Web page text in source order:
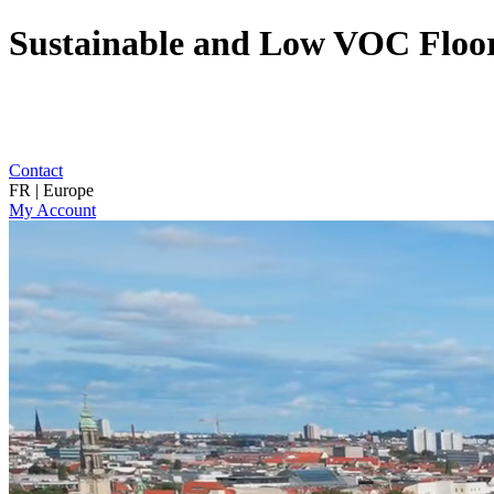
Sustainable and Low VOC
Contact
FR | Europe
My Account